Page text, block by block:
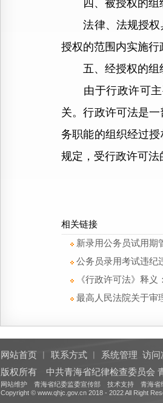
四、被授权的组
法律、法规授权具
授权的范围内实施
五、经授权的组织
由于行政许可主
关。行政许可法是
务职能的组织经过
规定，受行政许可法
相关链接
新录用公务员试用期
公务员录用考试违纪
《行政许可法》释
最高人民法院关于审
网站首页 联系方式 系统管理 访问
版权所有 中共青海省纪律检查委员会
网站维护 青海省纪委监委宣传部 技术支持 青海省
Copyright © www.qhjc.gov.cn 2018 - 2022 All Right